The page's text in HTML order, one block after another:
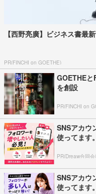
【西野亮廣】ビジネス書最
PR(FINCHI on GOETHE)
GOETHE
を創設
PR(FINCHI on
SNSアカウ
使ってます。
PR(Dreaw合同
SNSアカウ
使ってます。